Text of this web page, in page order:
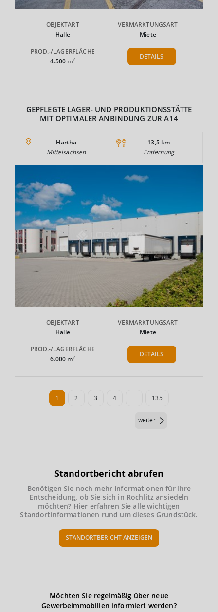
OBJEKTART
Halle
VERMARKTUNGSART
Miete
PROD.-/LAGERFLÄCHE
4.500 m2 DETAILS
GEPFLEGTE LAGER- UND PRODUKTIONSSTÄTTE
MIT OPTIMALER ANBINDUNG ZUR A14
Hartha
Mittelsachsen
13,5 km
Entfernung
OBJEKTART
Halle
VERMARKTUNGSART
Miete
PROD.-/LAGERFLÄCHE
6.000 m2 DETAILS
1 2 3 4 ... 135
weiter
Standortbericht abrufen
Benötigen Sie noch mehr Informationen für Ihre
Entscheidung, ob Sie sich in Rochlitz ansiedeln
möchten? Hier erfahren Sie alle wichtigen
Standortinformationen rund um dieses Grundstück.
STANDORTBERICHT ANZEIGEN
Ökonomische Daten & Fakten
Möchten Sie regelmäßig über neue
Gewerbeimmobilien informiert werden?